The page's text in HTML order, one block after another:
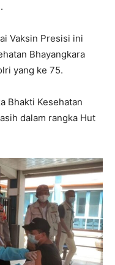
Vaksin Presisi ini
Bhayangkara
yang ke 75.
Bhakti Kesehatan
dalam rangka Hut